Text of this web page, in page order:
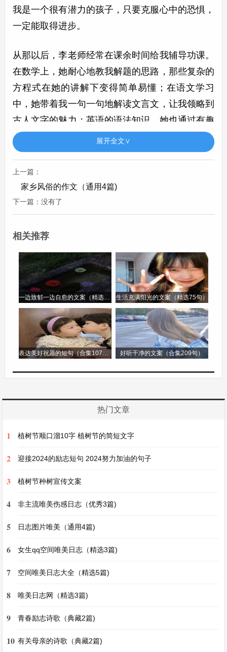
我是一个很有潜力的孩子，只要克服心中的恐惧，
一定能取得进步。
从那以后，李老师经常在课余时间给我辅导功课。
在数学上，她耐心地教我解题的思路，那些复杂的
方程式在她的讲解下变得简单易懂；在语文学习
中，她带着我一句一句地解读文言文，让我领略到
古人文字的魅力；英语的语法知识，她也通过有趣
的例句让我牢记于心。在她的帮助下，我的成绩逐
渐提高，我也开始变得自信起来。
除了学习上的帮助，李老师还在生活上关心我。有
一次，我在学校不小心摔倒受伤了。李老师得知
后，第一时间赶到我身边，小心翼翼地查看我的伤
口，然后背着我去了医务室。她焦急的眼神和关切
里，她一直陪着我，直到我的伤口处理好。
在六年级这个重要的阶段，李老师就像一盏明灯，
照亮了我前行的道路。她的鼓励、帮助和关心，让
我从一个自卑、胆小的孩子，变成了一个自信、勇
敢的学生。我知道，在以后的成长道路上，还会遇
到很多困难和挑战，但是因为有李老师的存在，我
相信我一定能勇敢面对。有你真好，李老师。
在成长的道路上，我们会遇到各种各样的人，有些
人只是匆匆过客，而有些人却能在我们的心中留下
我怀着忐忑又兴奋的心情走进新的班级。周围都是
陌生的面孔，我有些不知所措地找着自己的座位。
烂的笑容对我说：“我们可以做同桌吗？”那笑容仿
佛有魔力一般，瞬间驱散了我心中的不安。从那一
展开全文∨
上一篇：
家乡风俗的作文（通用4篇)
下一篇：没有了
相关推荐
一边致郁一边自愈的文案（精选96句） 生活充满阳光的文案（精选75句）
表达美好祝愿的短句（合集107句） 好听干净的文案（合集209句）
热门文章
1 植树节顺口溜10字 植树节的简短文字
2 迎接2024的励志短句 2024努力加油的句子
3 植树节种树宣传文案
4 非主流唯美伤感日志（优秀3篇)
5 日志图片唯美（通用4篇)
6 女生qq空间唯美日志（精选3篇)
7 空间唯美日志大全（精选5篇)
8 唯美日志网（精选3篇)
9 青春励志诗歌（典藏2篇)
10 有关母亲的诗歌（典藏2篇)